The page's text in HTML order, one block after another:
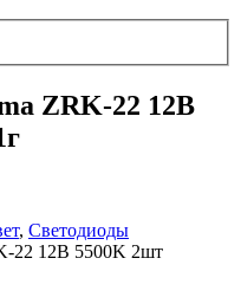
ZRK-22 12В
, Светодиоды
22 12В 5500K 2шт